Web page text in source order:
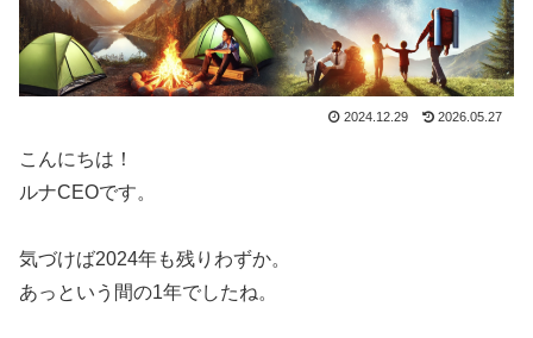
2024.12.29 2026.05.27
こんにちは！
ルナCEOです。
気づけば2024年も残りわずか。
あっという間の1年でしたね。